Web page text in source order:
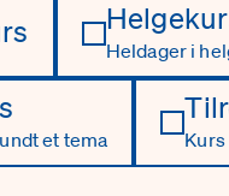
Heldager i
et tema